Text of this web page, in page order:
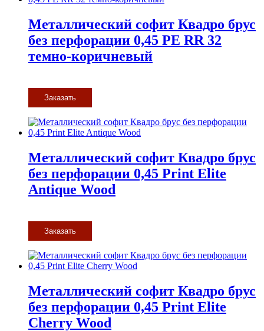
Металлический софит Квадро брус
без перфорации 0,45 PE RR 32
темно-коричневый
Заказать
Металлический софит Квадро брус
без перфорации 0,45 Print Elite
Antique Wood
Заказать
Металлический софит Квадро брус
без перфорации 0,45 Print Elite
Cherry Wood